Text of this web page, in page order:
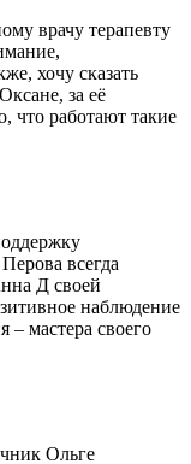
врачу терапевту
хочу сказать
за её
что работают такие
всегда
Д своей
наблюдение
– мастера своего
Ольге